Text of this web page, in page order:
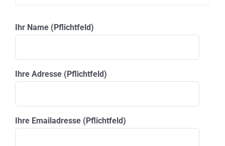
Ihr Name (Pflichtfeld)
Ihre Adresse (Pflichtfeld)
Ihre Emailadresse (Pflichtfeld)